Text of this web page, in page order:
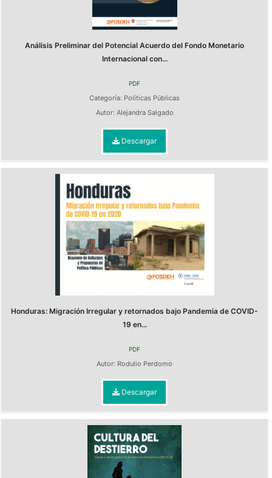
Análisis Preliminar del Potencial Acuerdo del Fondo Monetario
Internacional con...
PDF
Categoría: Políticas Públicas
Autor: Alejandra Salgado
Descargar
Honduras: Migración Irregular y retornados bajo Pandemia de COVID-
19 en...
PDF
Autor: Rodulio Perdomo
Descargar